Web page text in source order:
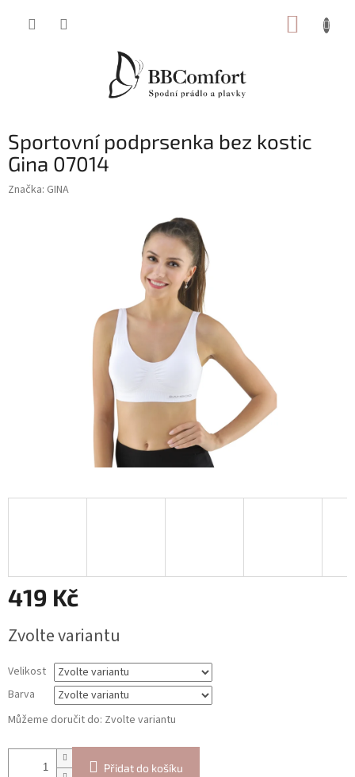
Sportovní podprsenka bez kostic
Gina 07014
Značka: GINA
419 Kč
cena:
Zvolte variantu
Velikost
Barva
Můžeme doručit do: Zvolte variantu
Přidat do košíku